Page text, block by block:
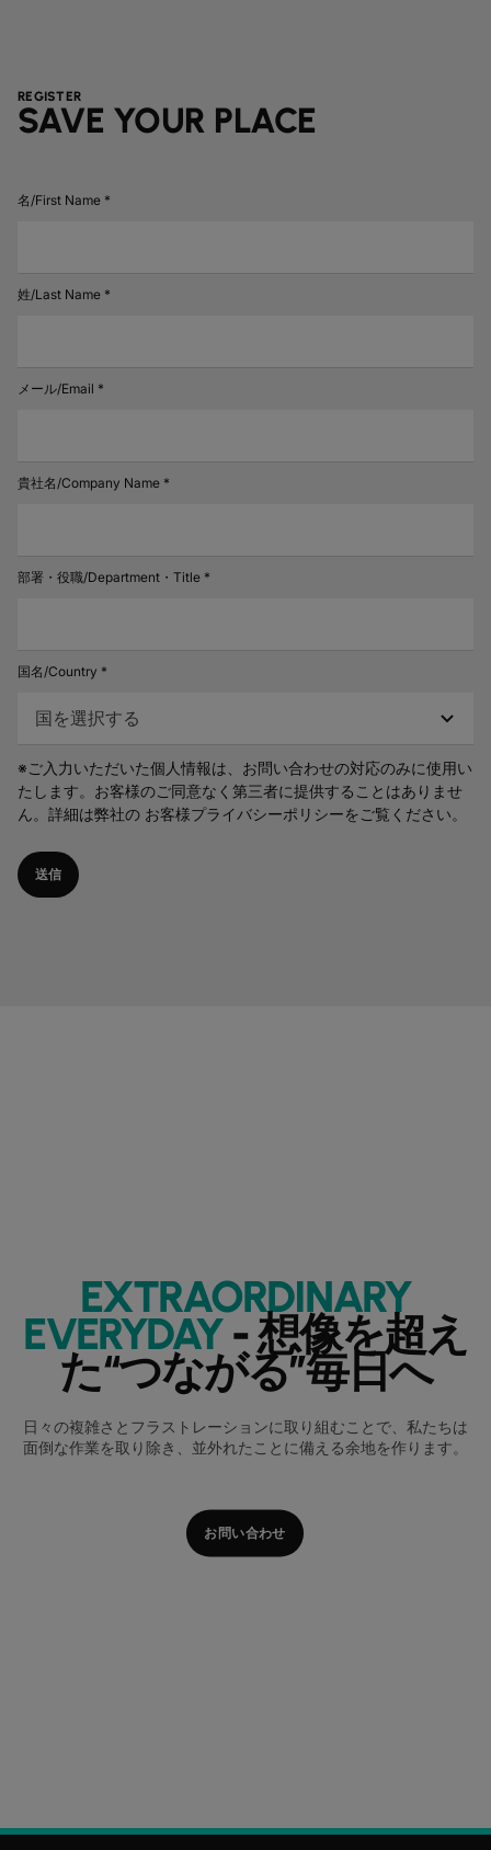
REGISTER
SAVE YOUR PLACE
名/First Name *
姓/Last Name *
メール/Email *
貴社名/Company Name *
部署・役職/Department・Title *
国名/Country *
※ご入力いただいた個人情報は、お問い合わせの対応のみに使用い
たします。お客様のご同意なく第三者に提供することはありませ
ん。詳細は弊社の お客様プライバシーポリシーをご覧ください。
EXTRAORDINARY
EVERYDAY- 想像を超え
た“つながる”毎日へ
日々の複雑さとフラストレーションに取り組むことで、私たちは
面倒な作業を取り除き、並外れたことに備える余地を作ります。
お問い合わせ